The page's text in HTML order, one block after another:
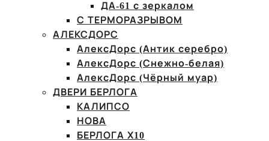
ДА-61 с зеркалом
С ТЕРМОРАЗРЫВОМ
АЛЕКСДОРС
АлексДорс (Антик серебро)
АлексДорс (Снежно-белая)
АлексДорс (Чёрный муар)
ДВЕРИ БЕРЛОГА
КАЛИПСО
НОВА
БЕРЛОГА Х10